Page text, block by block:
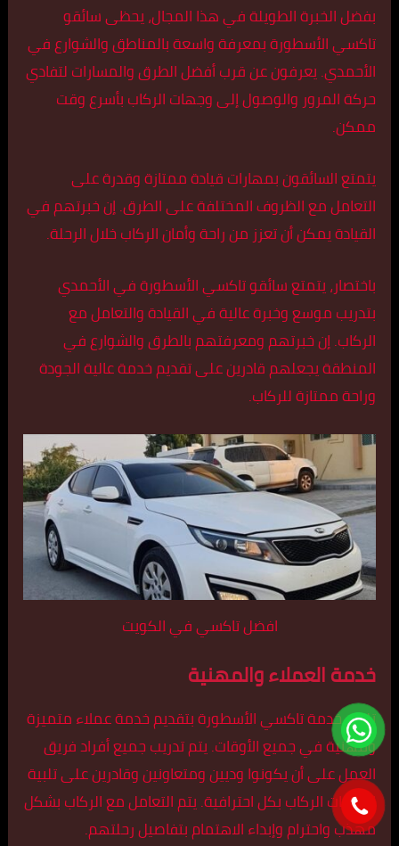
بفضل الخبرة الطويلة في هذا المجال، يحظى سائقو
تاكسي الأسطورة بمعرفة واسعة بالمناطق والشوارع في
الأحمدي. يعرفون عن قرب أفضل الطرق والمسارات لتفادي
حركة المرور والوصول إلى وجهات الركاب بأسرع وقت
ممكن.
يتمتع السائقون بمهارات قيادة ممتازة وقدرة على
التعامل مع الظروف المختلفة على الطرق. إن خبرتهم في
القيادة يمكن أن تعزز من راحة وأمان الركاب خلال الرحلة.
باختصار، يتمتع سائقو تاكسي الأسطورة في الأحمدي
بتدريب موسع وخبرة عالية في القيادة والتعامل مع
الركاب. إن خبرتهم ومعرفتهم بالطرق والشوارع في
المنطقة يجعلهم قادرين على تقديم خدمة عالية الجودة
وراحة ممتازة للركاب.
افضل تاكسي في الكويت
خدمة العملاء والمهنية
تلتزم خدمة تاكسي الأسطورة بتقديم خدمة عملاء متميزة
ومهنية في جميع الأوقات. يتم تدريب جميع أفراد فريق
العمل على أن يكونوا وديين ومتعاونين وقادرين على تلبية
احتياجات الركاب بكل احترافية. يتم التعامل مع الركاب بشكل
مهذب واحترام وإبداء الاهتمام بتفاصيل رحلتهم.